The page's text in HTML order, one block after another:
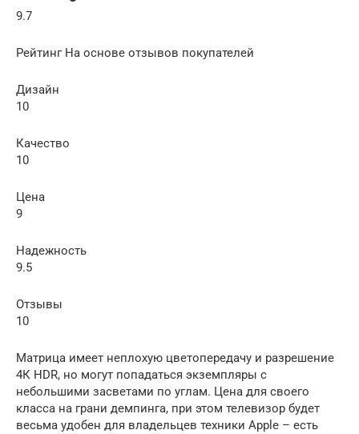
9.7
Рейтинг На основе отзывов покупателей
Дизайн
10
Качество
10
Цена
9
Надежность
9.5
Отзывы
10
Матрица имеет неплохую цветопередачу и разрешение
4К HDR, но могут попадаться экземпляры с
небольшими засветами по углам. Цена для своего
класса на грани демпинга, при этом телевизор будет
весьма удобен для владельцев техники Apple – есть